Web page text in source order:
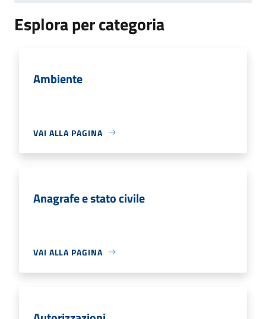
Esplora per categoria
Ambiente
VAI ALLA PAGINA
Anagrafe e stato civile
VAI ALLA PAGINA